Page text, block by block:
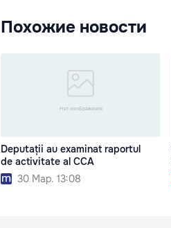
Похожие новости
Deputații au examinat raportul
de activitate al CCA
30 Мар. 13:08